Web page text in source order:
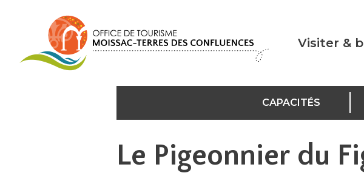
Visiter &
CAPACITÉS
Le Pigeonnier du